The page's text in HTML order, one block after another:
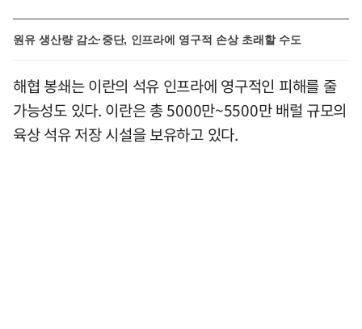
원유 생산량 감소·중단, 인프라에 영구적 손상 초래할 수도
해협 봉쇄는 이란의 석유 인프라에 영구적인 피해를 줄
가능성도 있다. 이란은 총 5000만~5500만 배럴 규모의
육상 석유 저장 시설을 보유하고 있다.